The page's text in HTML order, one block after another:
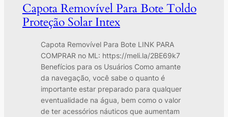
Capota Removível Para Bote Toldo
Proteção Solar Intex
Capota Removível Para Bote LINK PARA
COMPRAR no ML: https://meli.la/2BE69k7
Benefícios para os Usuários Como amante
da navegação, você sabe o quanto é
importante estar preparado para qualquer
eventualidade na água, bem como o valor
de ter acessórios náuticos que aumentam